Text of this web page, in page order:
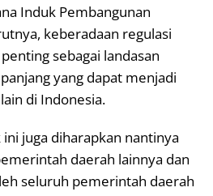
Induk Pembangunan
keberadaan regulasi
sebagai landasan
yang dapat menjadi
di Indonesia.
ini juga diharapkan nantinya
daerah lainnya dan
seluruh pemerintah daerah